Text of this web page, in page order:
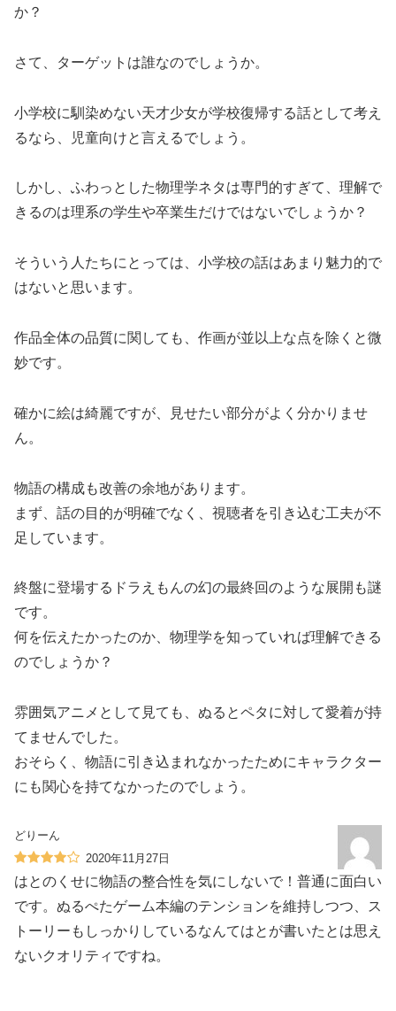
か？
さて、ターゲットは誰なのでしょうか。
小学校に馴染めない天才少女が学校復帰する話として考え
るなら、児童向けと言えるでしょう。
しかし、ふわっとした物理学ネタは専門的すぎて、理解で
きるのは理系の学生や卒業生だけではないでしょうか？
そういう人たちにとっては、小学校の話はあまり魅力的で
はないと思います。
作品全体の品質に関しても、作画が並以上な点を除くと微
妙です。
確かに絵は綺麗ですが、見せたい部分がよく分かりませ
ん。
物語の構成も改善の余地があります。
まず、話の目的が明確でなく、視聴者を引き込む工夫が不
足しています。
終盤に登場するドラえもんの幻の最終回のような展開も謎
です。
何を伝えたかったのか、物理学を知っていれば理解できる
のでしょうか？
雰囲気アニメとして見ても、ぬるとペタに対して愛着が持
てませんでした。
おそらく、物語に引き込まれなかったためにキャラクター
にも関心を持てなかったのでしょう。
どりーん
2020年11月27日
はとのくせに物語の整合性を気にしないで！普通に面白い
です。ぬるぺたゲーム本編のテンションを維持しつつ、ス
トーリーもしっかりしているなんてはとが書いたとは思え
ないクオリティですね。